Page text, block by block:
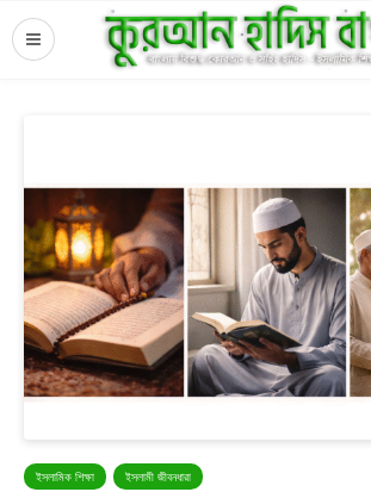
ইসলামিক শিক্ষা ইসলামী জীবনধারা